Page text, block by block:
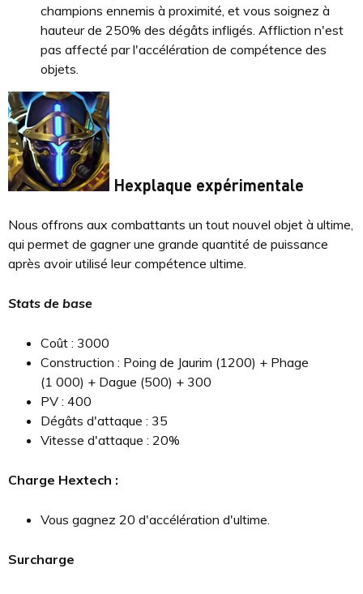
champions ennemis à proximité, et vous soignez à
hauteur de 250% des dégâts infligés. Affliction n'est
pas affecté par l'accélération de compétence des
objets.
Hexplaque expérimentale
Nous offrons aux combattants un tout nouvel objet à ultime,
qui permet de gagner une grande quantité de puissance
après avoir utilisé leur compétence ultime.
Stats de base
Coût : 3000
Construction : Poing de Jaurim (1200) + Phage
(1 000) + Dague (500) + 300
PV : 400
Dégâts d'attaque : 35
Vitesse d'attaque : 20%
Charge Hextech :
Vous gagnez 20 d'accélération d'ultime.
Surcharge